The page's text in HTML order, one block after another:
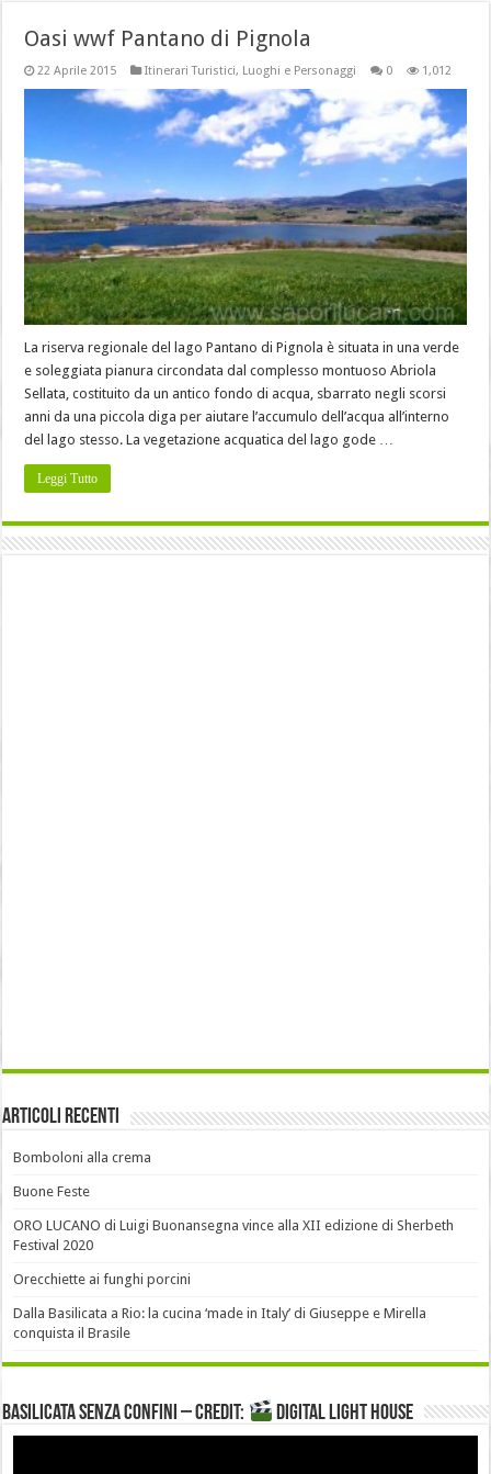
Oasi wwf Pantano di Pignola
22 Aprile 2015 Itinerari Turistici, Luoghi e Personaggi 0 1,012
La riserva regionale del lago Pantano di Pignola è situata in una verde
e soleggiata pianura circondata dal complesso montuoso Abriola
Sellata, costituito da un antico fondo di acqua, sbarrato negli scorsi
anni da una piccola diga per aiutare l’accumulo dell’acqua all’interno
del lago stesso. La vegetazione acquatica del lago gode …
Leggi Tutto
Articoli recenti
Bomboloni alla crema
Buone Feste
ORO LUCANO di Luigi Buonansegna vince alla XII edizione di Sherbeth
Festival 2020
Orecchiette ai funghi porcini
Dalla Basilicata a Rio: la cucina ‘made in Italy’ di Giuseppe e Mirella
conquista il Brasile
Basilicata senza confini – Credit: DIGITAL LIGHT HOUSE